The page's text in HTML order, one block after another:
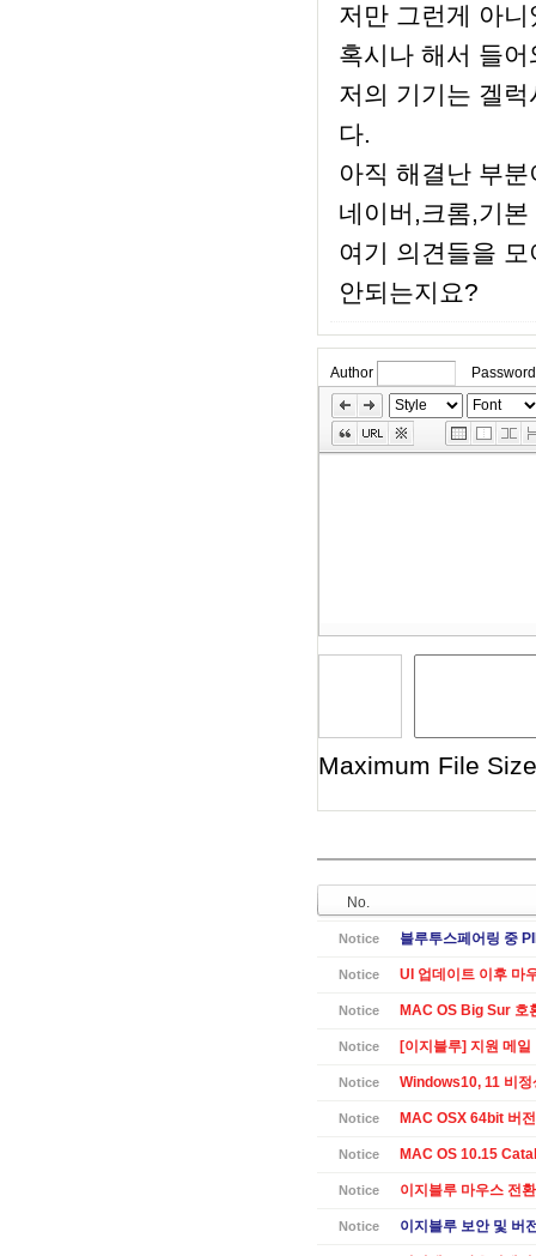
저만 그런게 아니
혹시나 해서 들
저의 기기는 겔
다.
아직 해결난 부
네이버,크롬,기
여기 의견들을
안되는지요?
Author
Password
Skip
Edit
Toolbox
Maximum File
No.
Notice 블루투스페어링 중
Notice UI 업데이트 이후 마
Notice MAC OS Big Sur 호
Notice [이지블루] 지원 메일
Notice Windows10, 11 비정
Notice MAC OSX 64bit 버
Notice MAC OS 10.15
Notice 이지블루 마우스 전
Notice 이지블루 보안 및 버